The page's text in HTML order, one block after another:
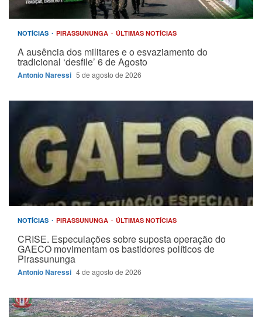
NOTÍCIAS PIRASSUNUNGA ÚLTIMAS NOTÍCIAS
A ausência dos militares e o esvaziamento do
tradicional ‘desfile’ 6 de Agosto
Antonio Naressi 5 de agosto de 2026
NOTÍCIAS PIRASSUNUNGA ÚLTIMAS NOTÍCIAS
CRISE. Especulações sobre suposta operação do
GAECO movimentam os bastidores políticos de
Pirassununga
Antonio Naressi 4 de agosto de 2026